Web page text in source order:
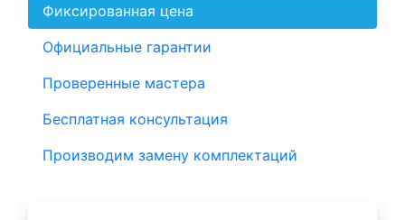
Фиксированная цена
Официальные гарантии
Проверенные мастера
Бесплатная консультация
Производим замену комплектаций